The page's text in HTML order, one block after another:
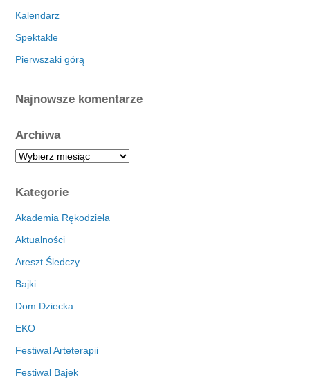
Kalendarz
Spektakle
Pierwszaki górą
Najnowsze komentarze
Archiwa
A
h
i
a
Kategorie
Akademia Rękodzieła
Aktualności
Areszt Śledczy
Bajki
Dom Dziecka
EKO
Festiwal Arteterapii
Festiwal Bajek